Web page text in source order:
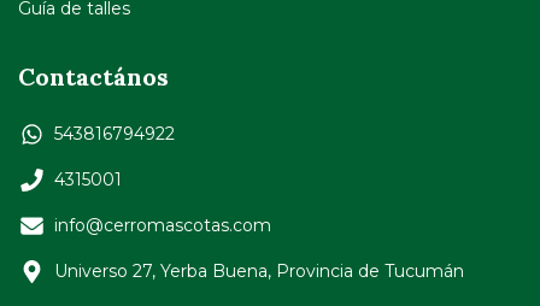
Guía de talles
Contactános
543816794922
4315001
info@cerromascotas.com
Universo 27, Yerba Buena, Provincia de Tucumán